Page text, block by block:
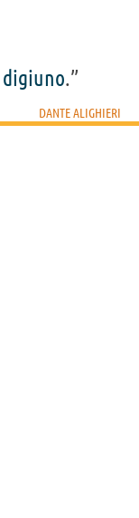
digiuno.”
DANTE ALIGHIERI